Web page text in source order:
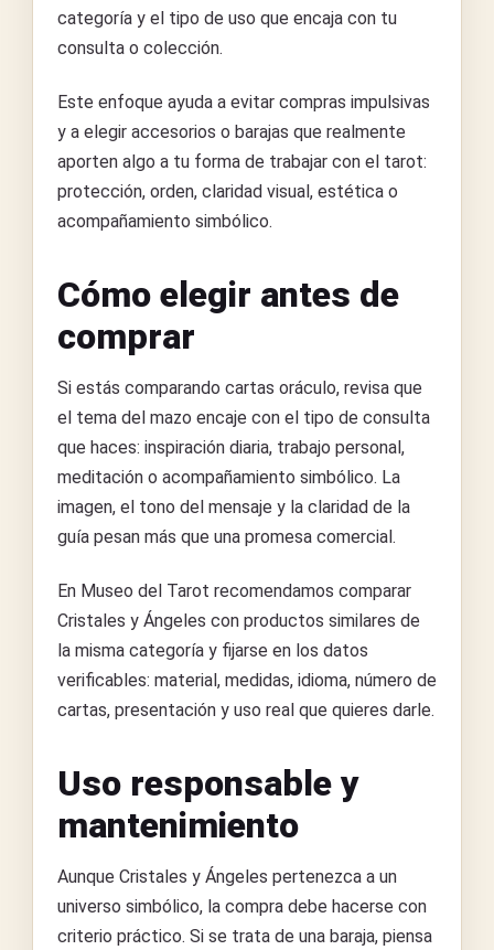
categoría y el tipo de uso que encaja con tu
consulta o colección.
Este enfoque ayuda a evitar compras impulsivas
y a elegir accesorios o barajas que realmente
aporten algo a tu forma de trabajar con el tarot:
protección, orden, claridad visual, estética o
acompañamiento simbólico.
Cómo elegir antes de
comprar
Si estás comparando cartas oráculo, revisa que
el tema del mazo encaje con el tipo de consulta
que haces: inspiración diaria, trabajo personal,
meditación o acompañamiento simbólico. La
imagen, el tono del mensaje y la claridad de la
guía pesan más que una promesa comercial.
En Museo del Tarot recomendamos comparar
Cristales y Ángeles con productos similares de
la misma categoría y fijarse en los datos
verificables: material, medidas, idioma, número de
cartas, presentación y uso real que quieres darle.
Uso responsable y
mantenimiento
Aunque Cristales y Ángeles pertenezca a un
universo simbólico, la compra debe hacerse con
criterio práctico. Si se trata de una baraja, piensa